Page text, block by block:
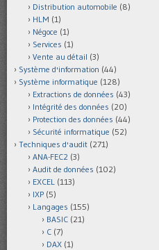
Distribution automobile (8)
HLM (1)
Négoce (1)
Services (1)
Vente au détail (3)
Système d'information (44)
Système informatique (128)
Extractions de données (43)
Intégrité des données (20)
Protection des données (44)
Sécurité informatique (52)
Techniques d'audit (271)
ANA-FEC2 (3)
Audit de données (102)
EXCEL (113)
IXP (5)
Langages (155)
BASIC (21)
C (7)
DAX (1)